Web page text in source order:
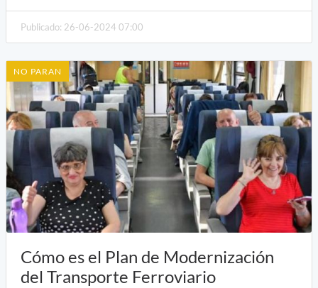
Publicado: 26-06-2024 07:00
NO PARAN
Cómo es el Plan de Modernización
del Transporte Ferroviario